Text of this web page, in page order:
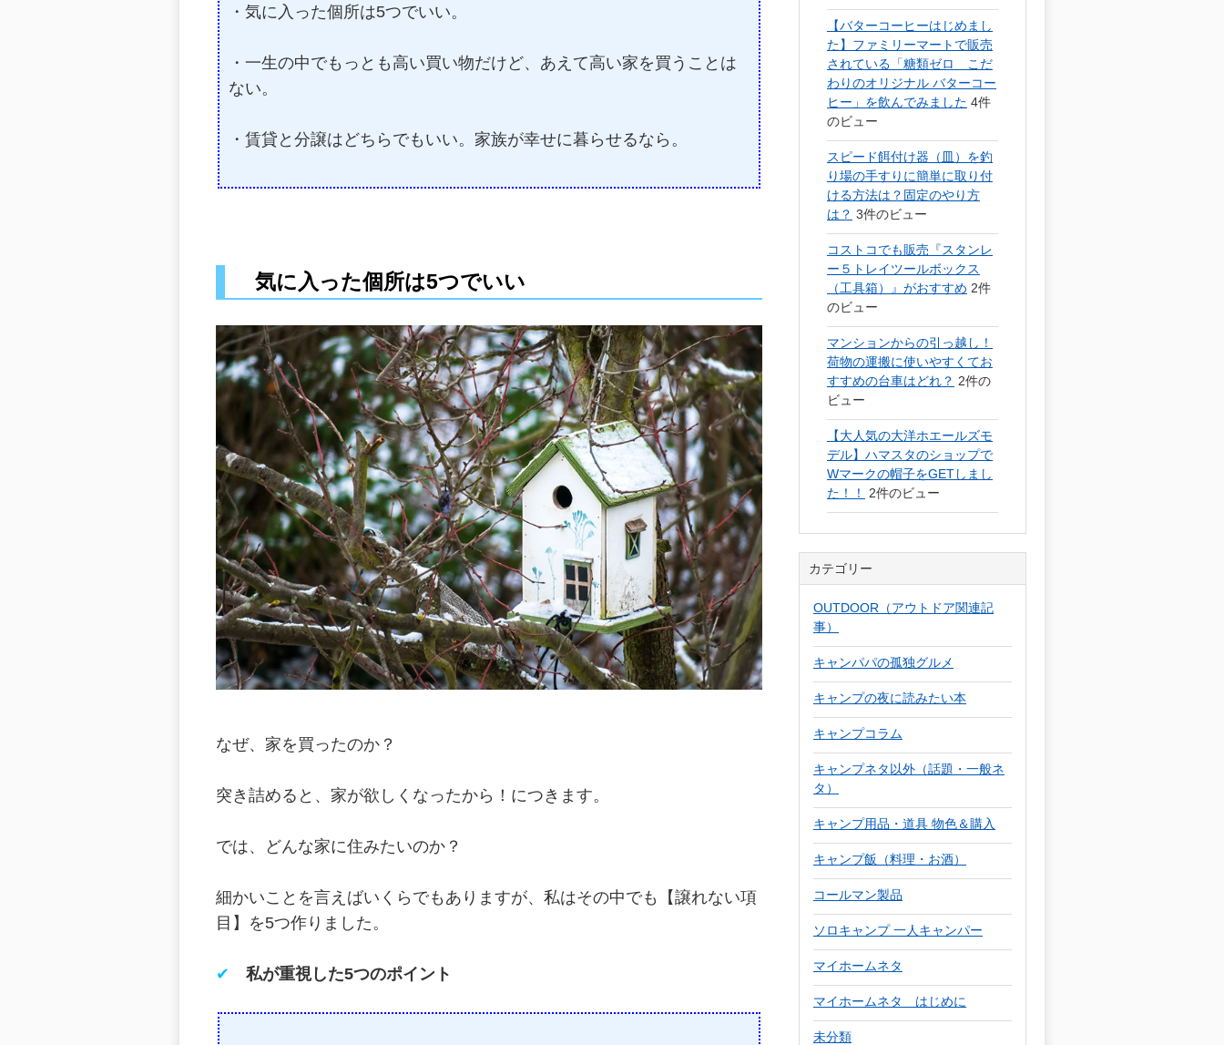
・気に入った個所は5つでいい。
・一生の中でもっとも高い買い物だけど、あえて高い家を買うことは
ない。
・賃貸と分譲はどちらでもいい。家族が幸せに暮らせるなら。
気に入った個所は5つでいい
なぜ、家を買ったのか？
突き詰めると、家が欲しくなったから！につきます。
では、どんな家に住みたいのか？
細かいことを言えばいくらでもありますが、私はその中でも【譲れない項
目】を5つ作りました。
✔ 私が重視した5つのポイント
【バターコーヒーはじめまし
た】ファミリーマートで販売
されている「糖類ゼロ こだ
わりのオリジナル バターコー
ヒー」を飲んでみました 4件
のビュー
スピード餌付け器（皿）を釣
り場の手すりに簡単に取り付
ける方法は？固定のやり方
は？ 3件のビュー
コストコでも販売『スタンレ
ー５トレイツールボックス
（工具箱）』がおすすめ 2件
のビュー
マンションからの引っ越し！
荷物の運搬に使いやすくてお
すすめの台車はどれ？ 2件の
ビュー
【大人気の大洋ホエールズモ
デル】ハマスタのショップで
Wマークの帽子をGETしまし
た！！
2件のビュー
カテゴリー
OUTDOOR（アウトドア関連記
事）
キャンパパの孤独グルメ
キャンプの夜に読みたい本
キャンプコラム
キャンプネタ以外（話題・一般ネ
タ）
キャンプ用品・道具 物色＆購入
キャンプ飯（料理・お酒）
コールマン製品
ソロキャンプ 一人キャンパー
マイホームネタ
マイホームネタ はじめに
未分類